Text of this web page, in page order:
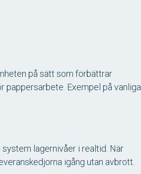
på sätt som förbättrar
pappersarbete. Exempel på vanliga
lagernivåer i realtid. När
igång utan avbrott.